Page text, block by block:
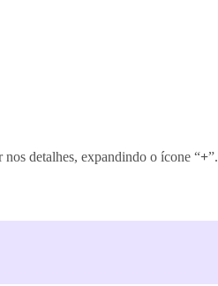
nos detalhes, expandindo o ícone “+”.